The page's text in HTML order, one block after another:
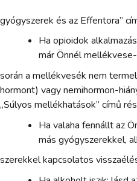
gyógyszerek és az Effentora”
Ha opioidok
már Önnél
során a mellékvesék nem
hormont) vagy nemihormon-
„Súlyos mellékhatások” című
Ha valaha fennállt az
más gyógyszerekkel,
szerekkel kapcsolatos